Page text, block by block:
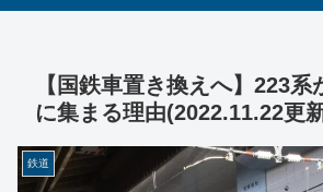
【国鉄車置き換えへ】223系
に集まる理由(2022.11.22更
鉄道